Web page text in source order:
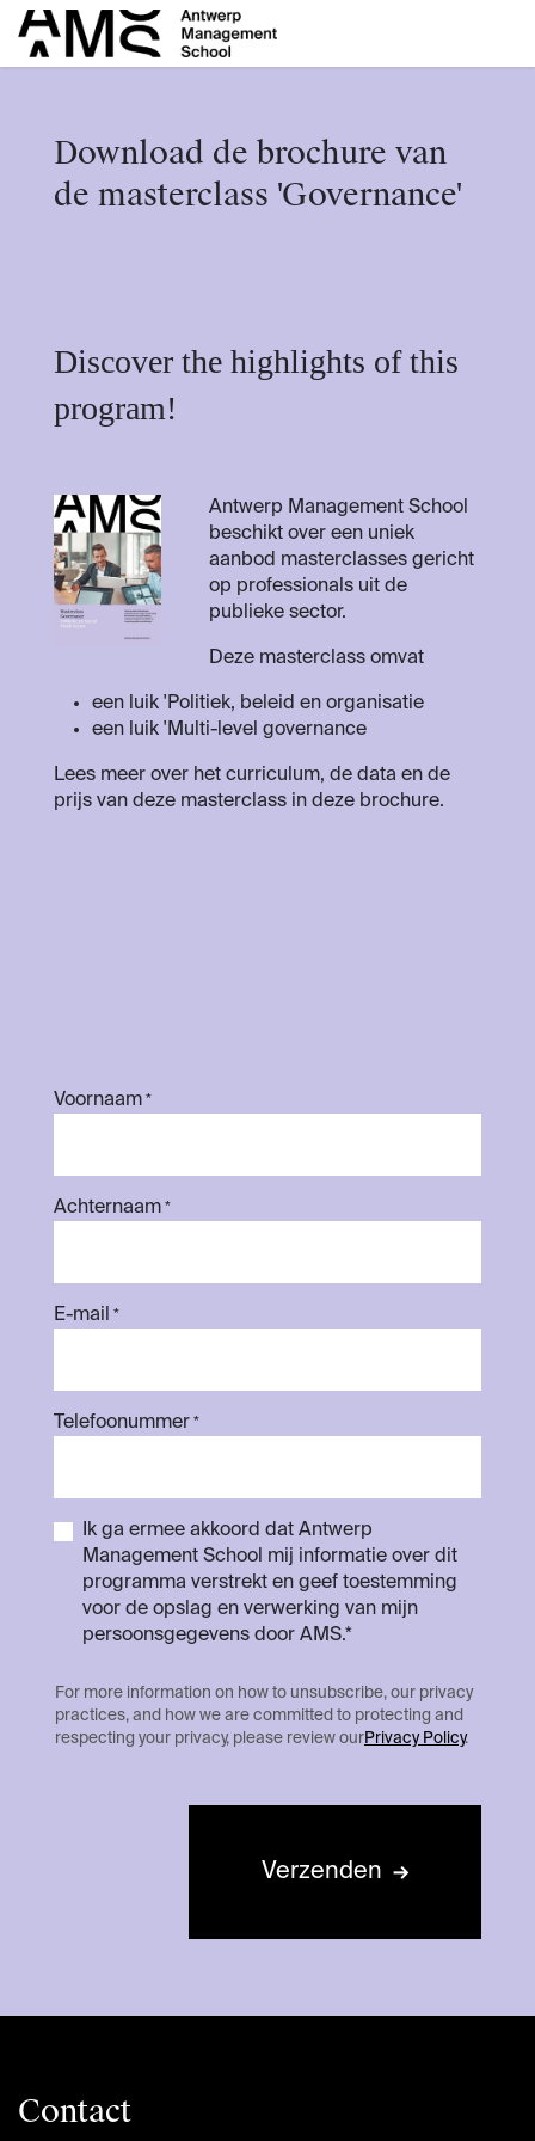
Overslaan naar inhoud
Download de brochure van
de masterclass 'Governance'
Discover the highlights of this
program!
Antwerp Management School
beschikt over een uniek
aanbod masterclasses gericht
op professionals uit de
publieke sector.
Deze masterclass omvat
een luik 'Politiek, beleid en organisatie
een luik 'Multi-level governance
Lees meer over het curriculum, de data en de
prijs van deze masterclass in deze brochure.
Voornaam *
Achternaam *
E-mail *
Telefoonummer *
Ik ga ermee akkoord dat Antwerp
Management School mij informatie over dit
programma verstrekt en geef toestemming
voor de opslag en verwerking van mijn
persoonsgegevens door AMS.*
For more information on how to unsubscribe, our privacy
practices, and how we are committed to protecting and
respecting your privacy, please review ourPrivacy Policy.
Verzenden →
Contact